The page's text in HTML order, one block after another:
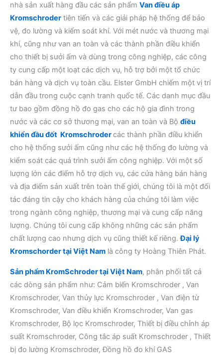
nhà sản xuất hàng đầu các sản phẩm Van điều áp
Kromschroder tiên tiến và các giải pháp hệ thống để bảo
vệ, đo lường và kiểm soát khí. Với mét nước và thương mại
khí, cũng như van an toàn và các thành phần điều khiển
cho thiết bị sưởi ấm và dùng trong công nghiệp, các công
ty cung cấp một loạt các dịch vụ, hỗ trợ bởi một tổ chức
bán hàng và dịch vụ toàn cầu. Elster GmbH chiếm một vị trí
dẫn đầu trong cuộc cạnh tranh quốc tế. Các danh mục đầu
tư bao gồm đồng hồ đo gas cho các hộ gia đình trong
nước và các cơ sở thương mại, van an toàn và Bộ điều
khiển đầu đốt Kromschrodercác thành phần điều khiển
cho hệ thống sưởi ấm cũng như các hệ thống đo lường và
kiểm soát các quá trình sưởi ấm công nghiệp. Với một số
lượng lớn các điểm hỗ trợ dịch vụ, các cửa hàng bán hàng
và địa điểm sản xuất trên toàn thế giới, chúng tôi là một đối
tác đáng tin cậy cho khách hàng của chúng tôi làm việc
trong ngành công nghiệp, thương mại và cung cấp năng
lượng. Chúng tôi cung cấp không những các sản phẩm
chất lượng cao nhưng dịch vụ cũng thiết kế riêng.Đại lý
Kromschorder tại Việt Nam là công ty Hoàng Thiên Phát.
Sản phẩm KromSchroder tại Việt Nam, phân phối tất cả
các dòng sản phẩm như: Cảm biến Kromschroder , Van
Kromschroder, Van thủy lực Kromschroder , Van điện từ
Kromschroder, Van điều khiển Kromschroder, Van gas
Kromschroder, Bộ lọc Kromschroder, Thiết bị điều chỉnh áp
suất Kromschroder, Công tắc áp suất Kromschroder , Thiết
bị đo lường Kromschroder, Đồng hồ đo khí GAS